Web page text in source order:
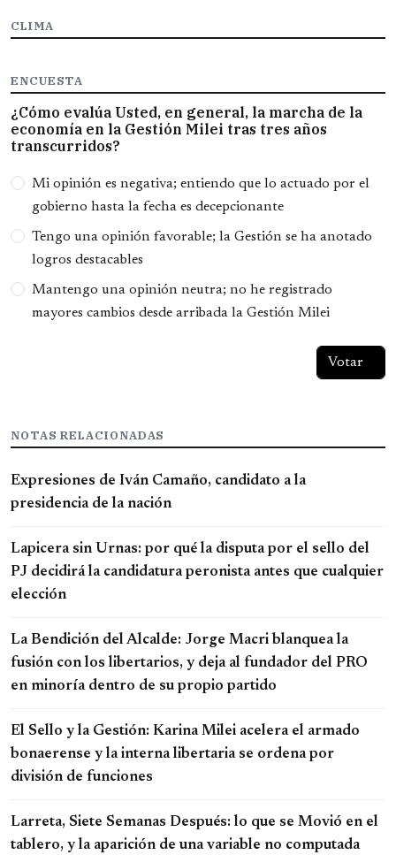
CLIMA
ENCUESTA
¿Cómo evalúa Usted, en general, la marcha de la
economía en la Gestión Milei tras tres años
transcurridos?
Opciones
Mi opinión es negativa; entiendo que lo actuado por el
gobierno hasta la fecha es decepcionante
Tengo una opinión favorable; la Gestión se ha anotado
logros destacables
Mantengo una opinión neutra; no he registrado
mayores cambios desde arribada la Gestión Milei
NOTAS RELACIONADAS
Expresiones de Iván Camaño, candidato a la
presidencia de la nación
Lapicera sin Urnas: por qué la disputa por el sello del
PJ decidirá la candidatura peronista antes que cualquier
elección
La Bendición del Alcalde: Jorge Macri blanquea la
fusión con los libertarios, y deja al fundador del PRO
en minoría dentro de su propio partido
El Sello y la Gestión: Karina Milei acelera el armado
bonaerense y la interna libertaria se ordena por
división de funciones
Larreta, Siete Semanas Después: lo que se Movió en el
tablero, y la aparición de una variable no computada